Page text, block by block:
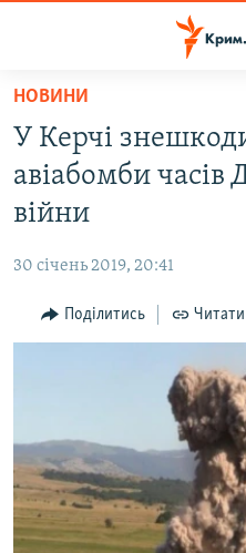
Перейти
основного
матеріалу
Перейти
до
основної
Перейти
до
ВОДА.КРИМ
ВІДЕО ТА ФОТО
БЛОГИ
ПОГЛЯД
СПЕЦПРОЕКТИ
ДЕПОРТАЦІЯ
ВІДЕОУРОКИ «ELIFBE»
ЯК ОБІЙТИ БЛОКУВАННЯ
Русский
НОВИНИ
У Керчі
авіабомби часів
війни
30 січень 2019, 20:41
Поділитись